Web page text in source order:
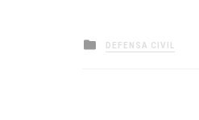
Posted
in
DEFENSA CIVIL